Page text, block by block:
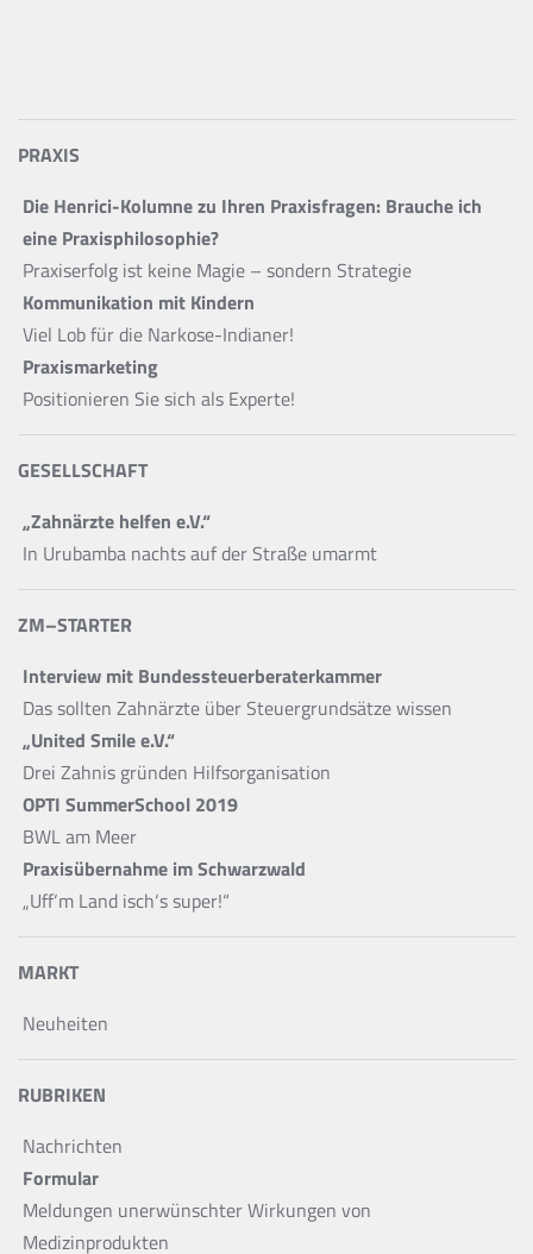
PRAXIS
Die Henrici-Kolumne zu Ihren Praxisfragen: Brauche ich
eine Praxisphilosophie?
Praxiserfolg ist keine Magie – sondern Strategie
Kommunikation mit Kindern
Viel Lob für die Narkose-Indianer!
Praxismarketing
Positionieren Sie sich als Experte!
GESELLSCHAFT
„Zahnärzte helfen e.V.“
In Urubamba nachts auf der Straße umarmt
ZM–STARTER
Interview mit Bundessteuerberaterkammer
Das sollten Zahnärzte über Steuergrundsätze wissen
„United Smile e.V.“
Drei Zahnis gründen Hilfsorganisation
OPTI SummerSchool 2019
BWL am Meer
Praxisübernahme im Schwarzwald
„Uff‘m Land isch‘s super!“
MARKT
Neuheiten
RUBRIKEN
Nachrichten
Formular
Meldungen unerwünschter Wirkungen von
Medizinprodukten